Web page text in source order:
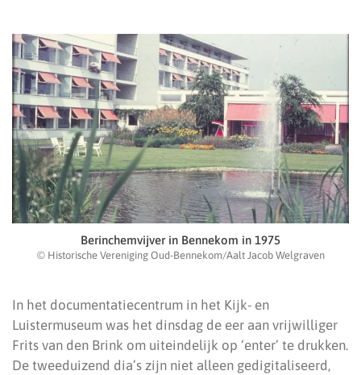
Berinchemvijver in Bennekom in 1975
© Historische Vereniging Oud-Bennekom/Aalt Jacob Welgraven
In het documentatiecentrum in het Kijk- en
Luistermuseum was het dinsdag de eer aan vrijwilliger
Frits van den Brink om uiteindelijk op ‘enter’ te drukken.
De tweeduizend dia’s zijn niet alleen gedigitaliseerd,